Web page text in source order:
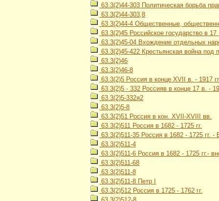
63.3(2)44-303 Политическая борьба
63.3(2)44-303,8
63.3(2)44-4 Общественные,
63.3(2)45 Российское государство в 17
63.3(2)45-04 Вхождение отдельных
63.3(2)45-422 Крестьянская война
63.3(2)46
63.3(2)46-8
63.3(2)5 Россия в конце XVII в. - 1917
63.3(2)5 - 332 Россияв в конце 17 в. -
63.3(2)5-332я2
63.3(2)5-8
63.3(2)51 Россия в кон. XVII-XVIII вв.
63.3(2)511 Россия в 1682 - 1725 гг.
63.3(2)511-35 Россия в 1682 - 1725 гг.
63.3(2)511-4
63.3(2)511-6 Россия в 1682 - 1725 гг.-
63.3(2)511-68
63.3(2)511-8
63.3(2)511-8 Петр I
63.3(2)512 Россия в 1725 - 1762 гг.